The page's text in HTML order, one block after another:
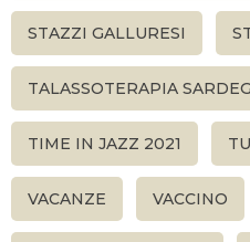
STAZZI GALLURESI
TALASSOTERAPIA
TIME IN JAZZ 2021
VACANZE VACCINO